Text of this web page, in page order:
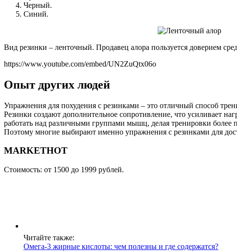
Черный.
Синий.
Вид резинки – ленточный. Продавец алора пользуется доверием
https://www.youtube.com/embed/UN2ZuQtx06o
Опыт других людей
Упражнения для похудения с резинками – это отличный способ
Резинки создают дополнительное сопротивление, что усиливает
работать над различными группами мышц, делая тренировки
Поэтому многие выбирают именно упражнения с резинками для
MARKETHOT
Стоимость: от 1500 до 1999 рублей.
Читайте также:
Омега-3 жирные кислоты: чем полезны и где содержатся?